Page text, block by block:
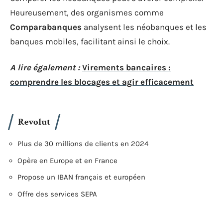
Heureusement, des organismes comme
Comparabanques analysent les néobanques et les
banques mobiles, facilitant ainsi le choix.
A lire également : Virements bancaires :
comprendre les blocages et agir efficacement
Revolut
Plus de 30 millions de clients en 2024
Opère en Europe et en France
Propose un IBAN français et européen
Offre des services SEPA